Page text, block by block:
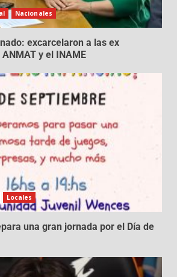
Nacionales
excarcelaron a las ex
y el INAME
Locales
una gran jornada por el Día de